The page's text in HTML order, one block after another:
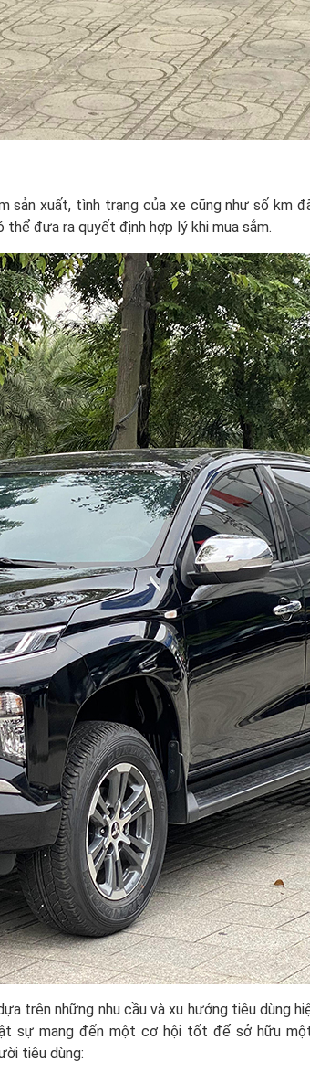
xuất, tình trạng của xe cũng như số km
đưa ra quyết định hợp lý khi mua sắm.
trên những nhu cầu và xu hướng tiêu dùng
sự mang đến một cơ hội tốt để sở hữu
tiêu dùng: